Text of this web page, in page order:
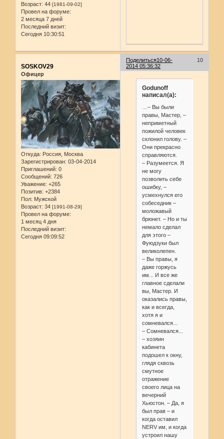
Возраст: 44 [1981-09-02]
Провел на форуме:
2 месяца 7 дней
Последний визит:
Сегодня 10:30:51
Поделиться 10
10-06-
2014 05:36:32
SOSKOV29
Офицер
Откуда: Россия, Москва
Зарегистрирован: 03-04-2014
Приглашений: 0
Сообщений: 726
Уважение: +265
Позитив: +2384
Пол: Мужской
Возраст: 34 [1991-08-29]
Провел на форуме:
1 месяц 4 дня
Последний визит:
Сегодня 09:09:52
Godunoff
написал(а):
…– Вы были
правы, Мастер, –
неприметный
пожилой человек
склонил голову. –
Они прекрасно
справляются.
– Разумеется. Я
не могу
позволить себе
ошибку, –
усмехнулся его
собеседник –
моложавый
брюнет. – Но и ты
немало сделал
для этого –
Фуюдзуки был
великолепен.
– Вы правы, я
даже горжусь
им... И все же
главное сделали
вы, Мастер. И
оказались правы,
как и всегда,
хотя я и
сомневался...
– Сомневался...
– хозяин
кабинета
подошел к окну,
глядя сквозь
смутное
отражение
своего лица на
вечерний
Хьюстон. – Да, я
был прав – и
когда оставил
NERV им, и когда
устроил нашу